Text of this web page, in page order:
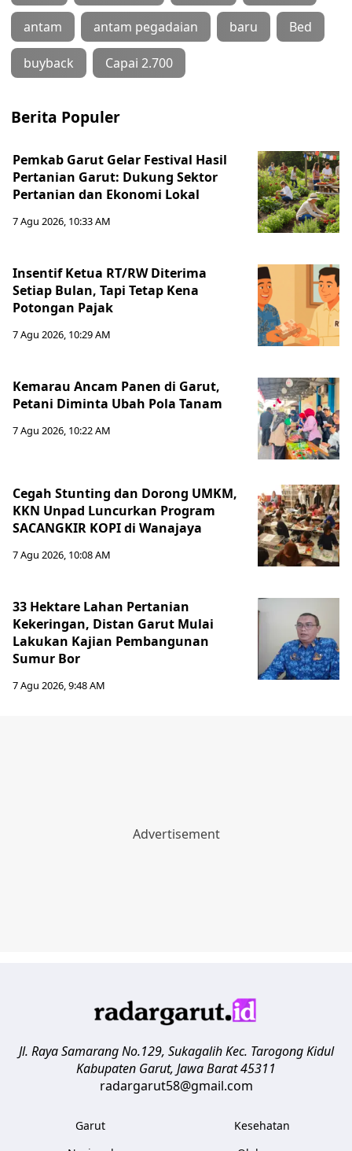
antam antam pegadaian baru Bed
buyback Capai 2.700
Berita Populer
Pemkab Garut Gelar Festival Hasil
Pertanian Garut: Dukung Sektor
Pertanian dan Ekonomi Lokal
7 Agu 2026, 10:33 AM
Insentif Ketua RT/RW Diterima
Setiap Bulan, Tapi Tetap Kena
Potongan Pajak
7 Agu 2026, 10:29 AM
Kemarau Ancam Panen di Garut,
Petani Diminta Ubah Pola Tanam
7 Agu 2026, 10:22 AM
Cegah Stunting dan Dorong UMKM,
KKN Unpad Luncurkan Program
SACANGKIR KOPI di Wanajaya
7 Agu 2026, 10:08 AM
33 Hektare Lahan Pertanian
Kekeringan, Distan Garut Mulai
Lakukan Kajian Pembangunan
Sumur Bor
7 Agu 2026, 9:48 AM
Jl. Raya Samarang No.129, Sukagalih Kec. Tarogong Kidul
Kabupaten Garut, Jawa Barat45311
radargarut58@gmail.com
Garut
Kesehatan